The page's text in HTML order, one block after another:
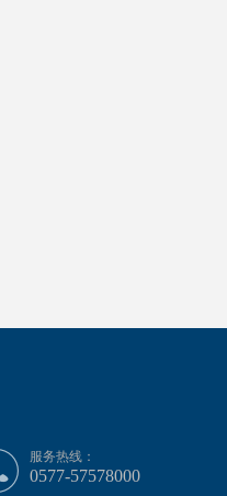
服务热线：
0577-57578000